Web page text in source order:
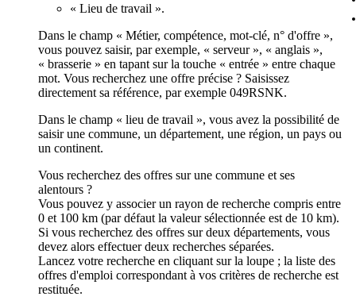
« Lieu de travail ».
Dans le champ « Métier, compétence, mot-clé, n° d'offre »,
vous pouvez saisir, par exemple, « serveur », « anglais »,
« brasserie » en tapant sur la touche « entrée » entre chaque
mot. Vous recherchez une offre précise ? Saisissez
directement sa référence, par exemple 049RSNK.
Dans le champ « lieu de travail », vous avez la possibilité de
saisir une commune, un département, une région, un pays ou
un continent.
Vous recherchez des offres sur une commune et ses
alentours ?
Vous pouvez y associer un rayon de recherche compris entre
0 et 100 km (par défaut la valeur sélectionnée est de 10 km).
Si vous recherchez des offres sur deux départements, vous
devez alors effectuer deux recherches séparées.
Lancez votre recherche en cliquant sur la loupe ; la liste des
offres d'emploi correspondant à vos critères de recherche est
restituée.